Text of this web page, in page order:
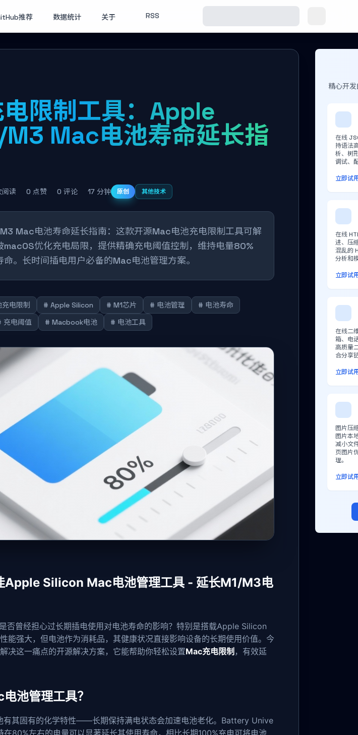
推荐 数据统计 关于 RSS
限制工具：Apple
Mac电池寿命延长指
读 0 点赞 0 评论 17 分钟 原创 其他技术
Mac电池寿命延长指南：这款开源Mac电池充电限制工具可解
优化充电局限，提供精确充电阈值控制，维持电量80%
。长时间插电用户必备的Mac电池管理方案。
电限制 # Apple Silicon # M1芯片 # 电池管理
# 电池寿命
充电阈值 # Macbook电池 # 电池工具
Silicon Mac电池管理工具 - 延长M1/M3电
否曾经担心过长期插电使用对电池寿命的影响？特别是搭载Apple Silicon
能强大，但电池作为消耗品，其健康状况直接影响设备的长期使用价值。今
决这一痛点的开源解决方案，它能帮助你轻松设置Mac充电限制 ，有效延
池管理工具？
有其固有的化学特性——长期保持满电状态会加速电池老化。Battery Unive
80%左右的电量可以显著延长其使用寿命，相比长期100%充电可将电池
精心开
在线
持语法
析、树
调试、
立即试
在线
进、压
混乱的
分析和
立即试
在线二
箱、电
高质量
合分享
立即试
图片压
图片本
减小文
页图片
理。
立即试